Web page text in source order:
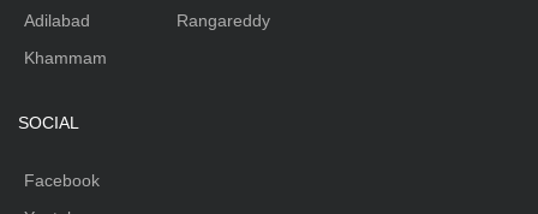
Adilabad
Khammam
Rangareddy
SOCIAL
Facebook